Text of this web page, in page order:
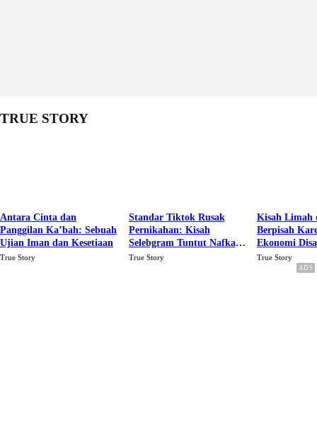
TRUE STORY
Antara Cinta dan
Panggilan Ka’bah: Sebuah
Ujian Iman dan Kesetiaan
True Story
Standar Tiktok Rusak
Pernikahan: Kisah
Selebgram Tuntut Nafkah
Rp.15 Juta Perbulan
True Story
Kisah Limah
Berpisah
Ekonomi
Karena Cinta
True Story